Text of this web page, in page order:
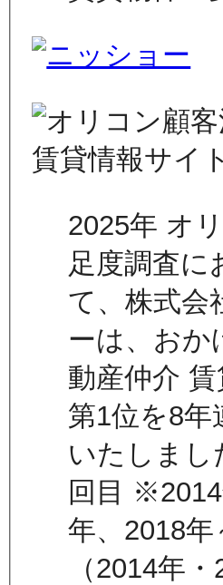
2025年 オ
足度調査に
て、株式会
ーは、おか
動産仲介
第1位を8年
いたしまし
回目
年、2018年
（2014年